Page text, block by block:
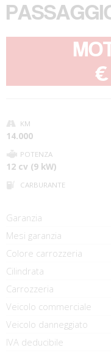
KM
14.000
POTENZA
12 cv (9 kW)
CARBURANTE
Garanzia
Mesi garanzia
Colore carrozzeria
Cilindrata
Carrozzeria
Veicolo commerciale
Veicolo danneggiato
IVA deducibile